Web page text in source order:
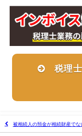
税理
被相続人の預金が相続財産でな